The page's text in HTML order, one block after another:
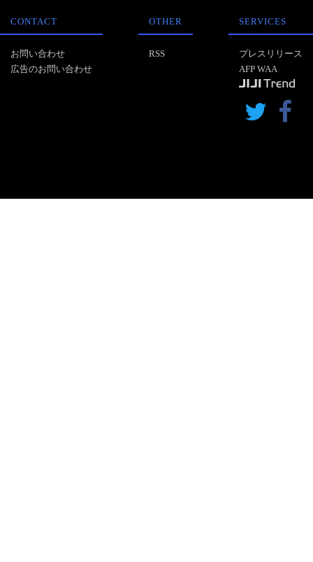
CONTACT
お問い合わせ
広告のお問い合わせ
OTHER
RSS
SERVICES
プレスリリース
AFP WAA